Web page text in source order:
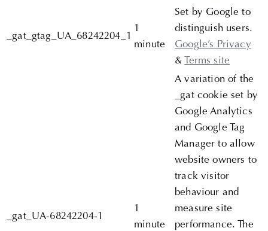
_gat_gtag_UA_68242204_1
1
minute
Set by Google to
distinguish users.
Google’s Privacy
& Terms site
_gat_UA-68242204-1
1
minute
A variation of the
_gat cookie set by
Google Analytics
and Google Tag
Manager to allow
website owners to
track visitor
behaviour and
measure site
performance. The